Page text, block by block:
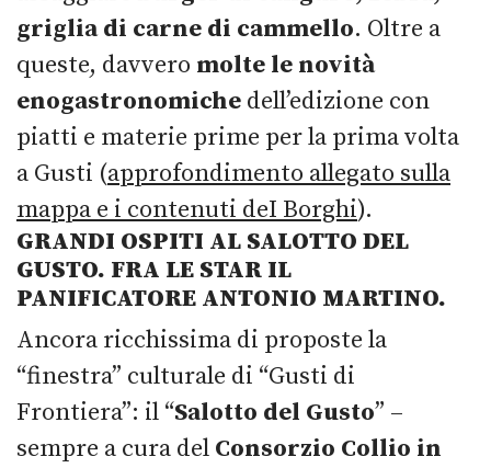
griglia di carne di cammello. Oltre a
queste, davvero molte le novità
enogastronomiche dell’edizione con
piatti e materie prime per la prima volta
a Gusti (approfondimento allegato sulla
mappa e i contenuti deI Borghi).
GRANDI OSPITI AL SALOTTO DEL
GUSTO. FRA LE STAR IL
PANIFICATORE ANTONIO MARTINO.
Ancora ricchissima di proposte la
“finestra” culturale di “Gusti di
Frontiera”: il “Salotto del Gusto” –
sempre a cura del Consorzio Collio in